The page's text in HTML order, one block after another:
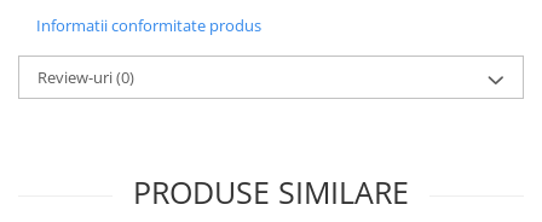
Informatii conformitate produs
Review-uri(0)
PRODUSE SIMILARE